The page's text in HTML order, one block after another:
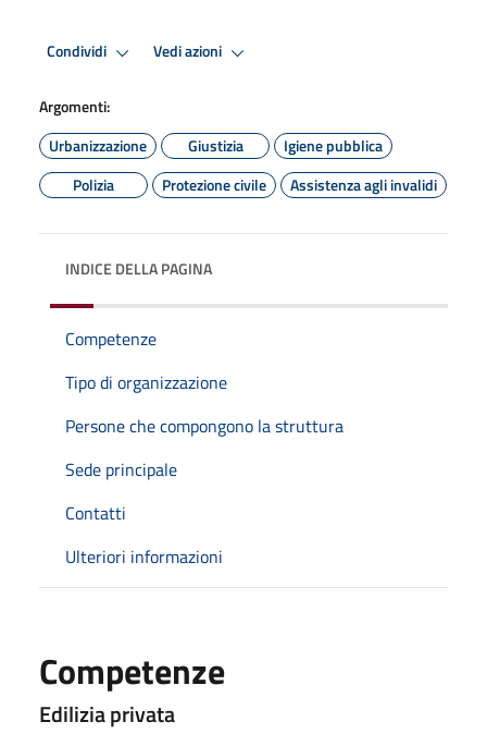
Condividi Vedi azioni
Argomenti:
Urbanizzazione
Giustizia
Igiene pubblica
Polizia
Protezione civile Assistenza agli invalidi
INDICE DELLA PAGINA
Competenze
Tipo di organizzazione
Persone che compongono la struttura
Sede principale
Contatti
Ulteriori informazioni
Competenze
Edilizia privata